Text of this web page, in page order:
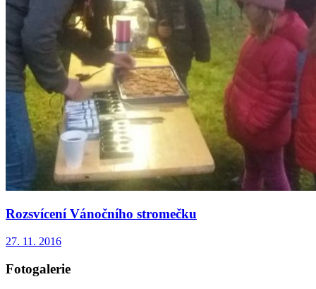
Rozsvícení Vánočního stromečku
27. 11. 2016
Fotogalerie